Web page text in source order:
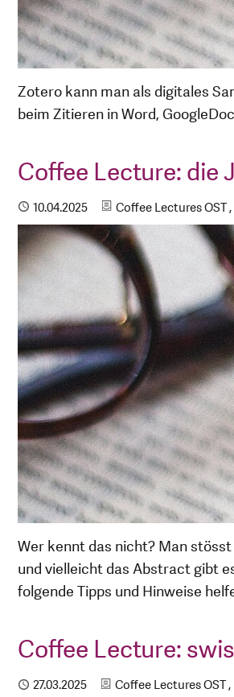
Zotero kann man als digitales
beim Zitieren in Word,
Coffee Lecture: die
Publiziert
10.04.2025 Kategorien
Coffee Lectures OST
Wer kennt das nicht? Man
und vielleicht das Abstract gibt
folgende Tipps und Hinweise
Coffee Lecture:
Publiziert
27.03.2025 Kategorien
Coffee Lectures OST